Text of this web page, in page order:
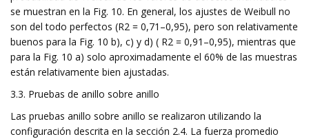
se muestran en la Fig. 10. En general, los ajustes de Weibull no
son del todo perfectos (R2 = 0,71–0,95), pero son relativamente
buenos para la Fig. 10 b), c) y d) ( R2 = 0,91–0,95), mientras que
para la Fig. 10 a) solo aproximadamente el 60% de las muestras
están relativamente bien ajustadas.
3.3. Pruebas de anillo sobre anillo
Las pruebas anillo sobre anillo se realizaron utilizando la
configuración descrita en la sección 2.4. La fuerza promedio